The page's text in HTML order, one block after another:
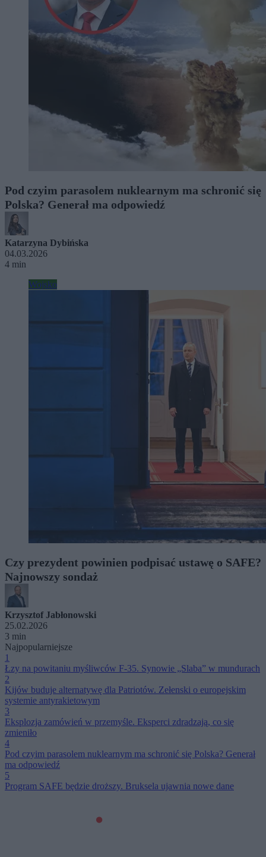
Pod czyim parasolem nuklearnym ma schronić się
Polska? Generał ma odpowiedź
Katarzyna Dybińska
04.03.2026
4 min
Wojsko
Czy prezydent powinien podpisać ustawę o SAFE?
Najnowszy sondaż
Krzysztof Jabłonowski
25.02.2026
3 min
Najpopularniejsze
1
Łzy na powitaniu myśliwców F-35. Synowie „Slaba” w mundurach
2
Kijów buduje alternatywę dla Patriotów. Zełenski o europejskim
systemie antyrakietowym
3
Eksplozja zamówień w przemyśle. Eksperci zdradzają, co się
zmieniło
4
Pod czyim parasolem nuklearnym ma schronić się Polska? Generał
ma odpowiedź
5
Program SAFE będzie droższy. Bruksela ujawnia nowe dane